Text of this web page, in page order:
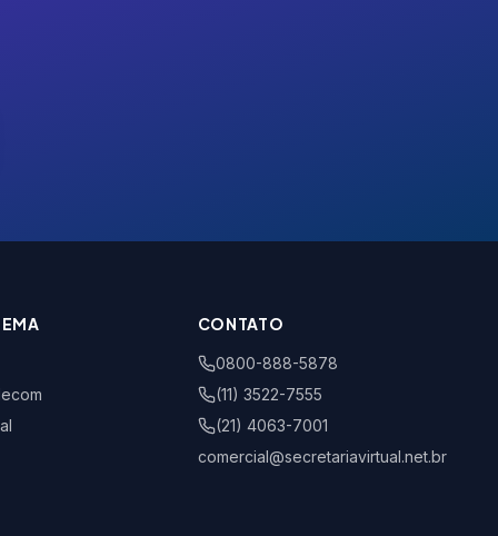
CONTATO
0800-888-5878
(11) 3522-7555
(21) 4063-7001
comercial@secretariavirtual.net.br